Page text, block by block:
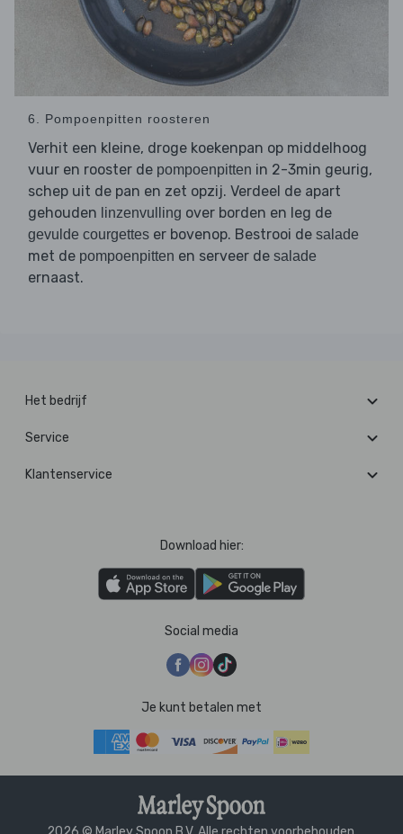
6. Pompoenpitten roosteren
Verhit een kleine, droge koekenpan op middelhoog
vuur en rooster de pompoenpitten in 2-3min geurig,
schep uit de pan en zet opzij. Verdeel de apart
gehouden linzenvulling over borden en leg de
gevulde courgettes er bovenop. Bestrooi de salade
met de pompoenpitten en serveer de salade
ernaast.
Het bedrijf
Service
Klantenservice
Download hier:
Social media
Je kunt betalen met